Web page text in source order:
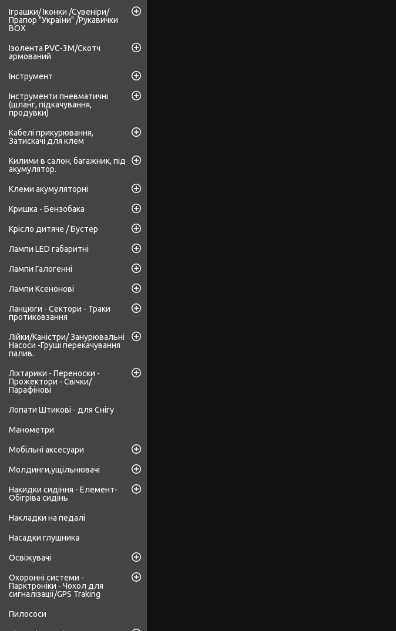
Іграшки/ Іконки /Сувеніри/
Прапор "України" /Рукавички
BOX
Ізолента PVC-3М/Скотч
армований
Інструмент
Інструменти пневматичні
(шланг, підкачування,
продувки)
Кабелі прикурювання,
Затискачі для клем
Килими в салон, багажник, під
акумулятор.
Клеми акумуляторні
Кришка - Бензобака
Крісло дитяче / Бустер
Лампи LED габаритні
Лампи Галогенні
Лампи Ксенонові
Ланцюги - Сектори - Траки
протиковзання
Лійки/Каністри/ Занурювальні
Насоси -Груші перекачування
палив.
Ліхтарики - Переноски -
Прожектори - Свічки/
Парафінові
Лопати Штикові - для Снігу
Манометри
Мобільні аксесуари
Молдинги,ущільнювачі
Накидки сидіння - Елемент-
Обігріва сидінь
Накладки на педалі
Насадки глушника
Освіжувачі
Охоронні системи -
Парктроніки - Чохол для
сигналізації/GPS Traking
Пилососи